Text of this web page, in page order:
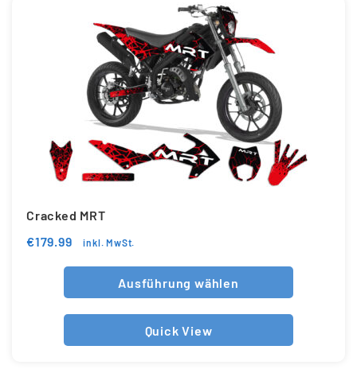
Cracked MRT
€179.99 inkl. MwSt.
Ausführung wählen
Quick View